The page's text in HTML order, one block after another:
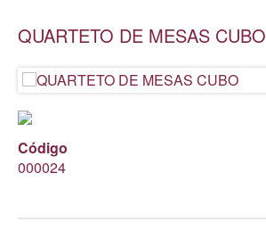
QUARTETO DE MESAS CUBO
Código
000024